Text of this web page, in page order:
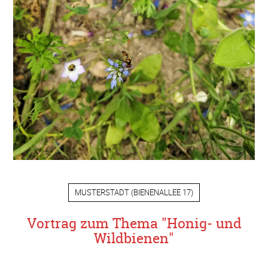
MUSTERSTADT (BIENENALLEE 17)
Vortrag zum Thema "Honig- und
Wildbienen"